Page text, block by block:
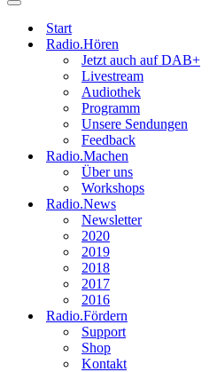
Navigationsmenü
Start
Radio.Hören
Jetzt auch auf DAB+
Livestream
Audiothek
Programm
Unsere Sendungen
Feedback
Radio.Machen
Über uns
Workshops
Radio.News
Newsletter
2020
2019
2018
2017
2016
Radio.Fördern
Support
Shop
Kontakt